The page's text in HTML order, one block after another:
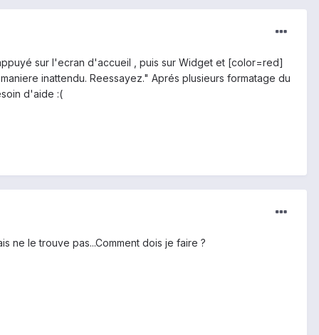
sur l'ecran d'accueil , puis sur Widget et [color=red]
inattendu. Reessayez." Aprés plusieurs formatage du
d'aide :(
ne le trouve pas...Comment dois je faire ?